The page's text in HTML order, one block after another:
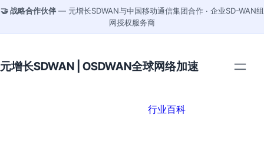
🤝 战略合作伙伴— 元增长SDWAN与中国移动通信集团合作 · 企业SD-WAN组
网授权服务商
元增长SDWAN | OSDWAN全球网络加速
行业百科